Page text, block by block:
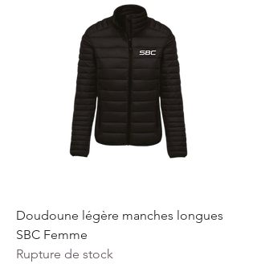
Doudoune légère manches longues
SBC Femme
Rupture de stock